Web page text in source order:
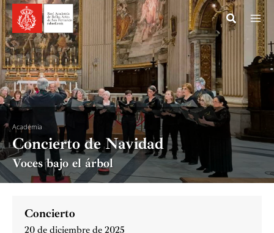
Ir
al
contenido
Academia
Concierto de Navidad
Voces bajo el árbol
Concierto
20 de diciembre de 2025